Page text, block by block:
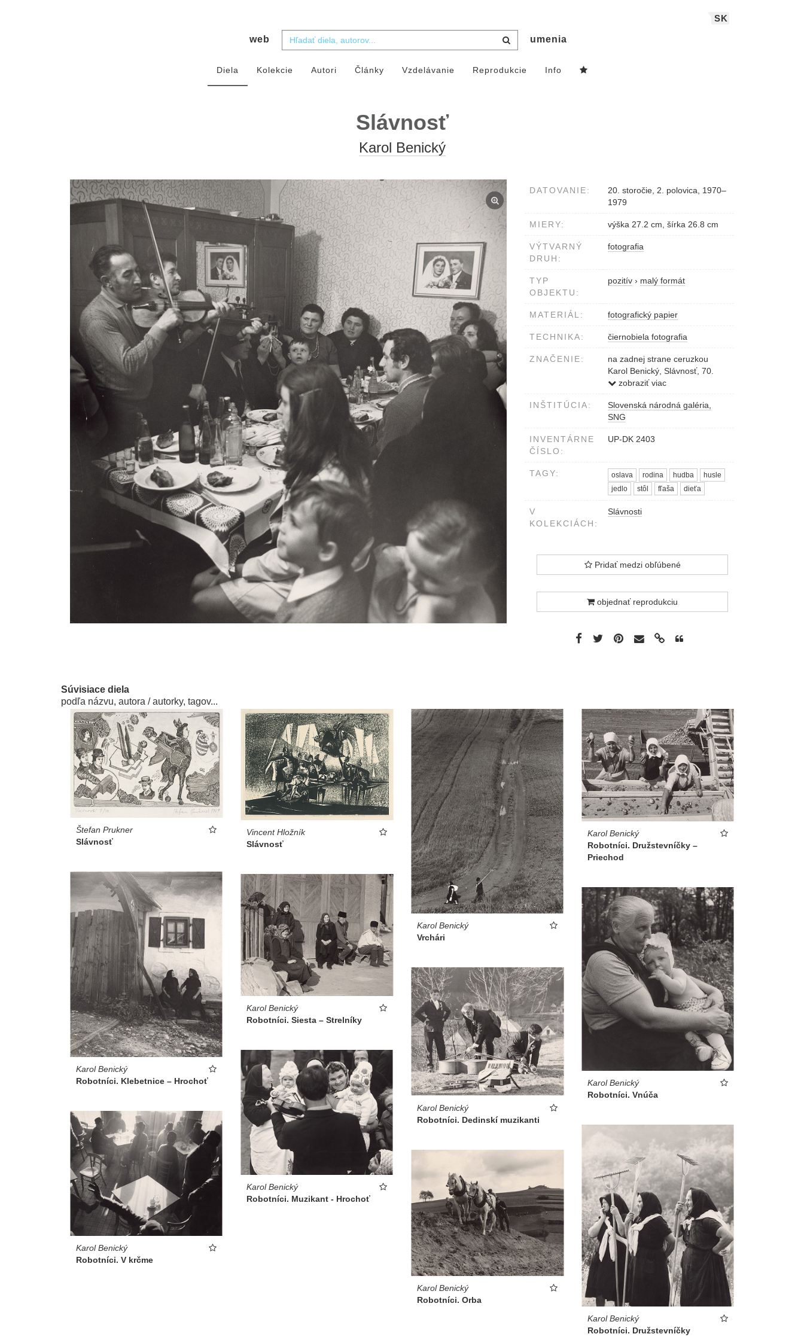
SK
web umenia
Diela Kolekcie Autori Články Vzdelávanie Reprodukcie Info
Slávnosť
Karol Benický
DATOVANIE:
20. storočie, 2. polovica, 1970–
1979
MIERY: výška 27.2 cm, šírka 26.8 cm
VÝTVARNÝ
DRUH:
fotografia
TYP
OBJEKTU:
pozitív › malý formát
MATERIÁL: fotografický papier
TECHNIKA: čiernobiela fotografia
ZNAČENIE:
na zadnej strane ceruzkou
Karol Benický, Slávnosť, 70.
roky, Zo série
zobraziť viac
INŠTITÚCIA:
Slovenská národná galéria,
SNG
INVENTÁRNE
ČÍSLO:
UP-DK 2403
TAGY: oslava rodina hudba
husle
jedlo
stôl fľaša dieťa
V
KOLEKCIÁCH:
Slávnosti
Pridať medzi obľúbené
objednať reprodukciu
Súvisiace diela
podľa názvu, autora / autorky, tagov...
Štefan Prukner
Slávnosť
Vincent Hložník
Slávnosť
Karol Benický
Vrchári
Karol Benický
Robotníci. Družstevníčky –
Priechod
Karol Benický
Robotníci. Klebetnice – Hrochoť
Karol Benický
Robotníci. Siesta – Strelníky
Karol Benický
Robotníci. Vnúča
Karol Benický
Robotníci. Dedinskí muzikanti
Karol Benický
Robotníci. Muzikant - Hrochoť
Karol Benický
Robotníci. V krčme
Karol Benický
Robotníci. Družstevníčky
Karol Benický
Robotníci. Orba